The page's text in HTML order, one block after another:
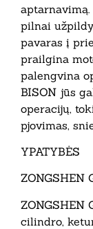
pilnai
pavaras į
prailgina
palengvina
BISON jūs
operacijų,
pjovimas,
YPATYBĖS
ZONGSHEN
ZONGSHEN
cilindro,